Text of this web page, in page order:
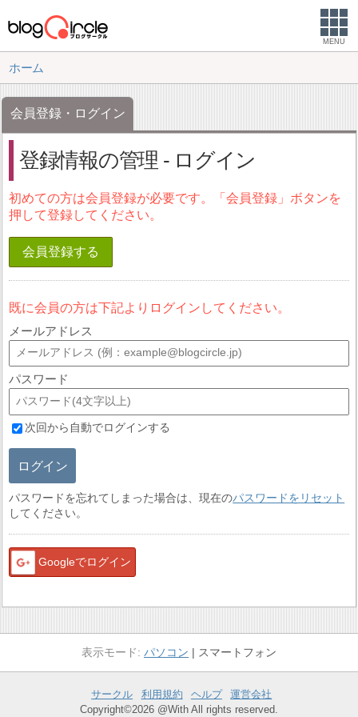
MENU
ホーム
会員登録・ログイン
登録情報の管理 - ログイン
初めての方は会員登録が必要です。「会員登録」ボタンを
押して登録してください。
会員登録する
既に会員の方は下記よりログインしてください。
メールアドレス
パスワード
次回から自動でログインする
ログイン
パスワードを忘れてしまった場合は、現在のパスワードをリセット
してください。
Googleでログイン
パソコン スマートフォン
サークル 利用規約 ヘルプ
運営会社
Copyright©2026 @With All rights reserved.